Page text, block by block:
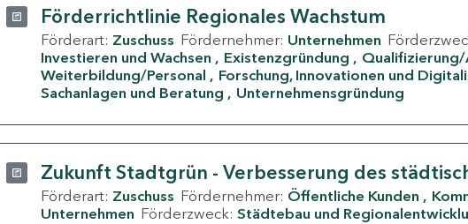
Förderrichtlinie Regionales Wachstum
Förderart: Zuschuss Fördernehmer: Unternehmen
Investieren und Wachsen
Existenzgründung
Qualifizierung/
Weiterbildung/Personal
Forschung, Innovationen und
Sachanlagen und Beratung
Unternehmensgründung
Zukunft Stadtgrün - Verbesserung des
Förderart: Zuschuss Fördernehmer: Öffentliche Kunden
Unternehmen Förderzweck: Städtebau und